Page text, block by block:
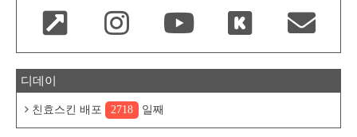
디데이
친효스킨 배포 2718 일째